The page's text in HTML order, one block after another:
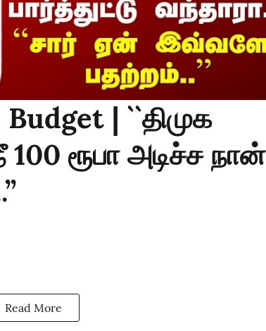
| ``திமுக
ரூபா அடிச்ச நான்
Read More